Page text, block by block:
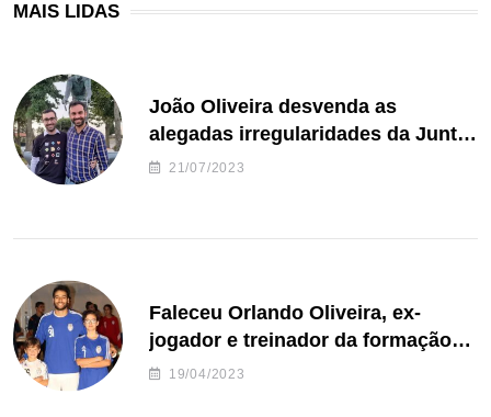
MAIS LIDAS
João Oliveira desvenda as
alegadas irregularidades da Junta
de Freguesia S. João de Ver
21/07/2023
Faleceu Orlando Oliveira, ex-
jogador e treinador da formação
de andebol do Feirense
19/04/2023